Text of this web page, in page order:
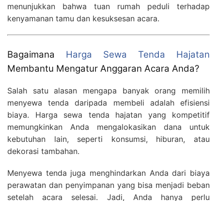
menunjukkan bahwa tuan rumah peduli terhadap
kenyamanan tamu dan kesuksesan acara.
Bagaimana Harga Sewa Tenda Hajatan
Membantu Mengatur Anggaran Acara Anda?
Salah satu alasan mengapa banyak orang memilih
menyewa tenda daripada membeli adalah efisiensi
biaya. Harga sewa tenda hajatan yang kompetitif
memungkinkan Anda mengalokasikan dana untuk
kebutuhan lain, seperti konsumsi, hiburan, atau
dekorasi tambahan.
Menyewa tenda juga menghindarkan Anda dari biaya
perawatan dan penyimpanan yang bisa menjadi beban
setelah acara selesai. Jadi, Anda hanya perlu